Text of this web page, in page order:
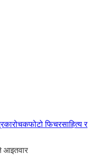
रोचकफोटो फिचरसाहित्य र
आइतवार